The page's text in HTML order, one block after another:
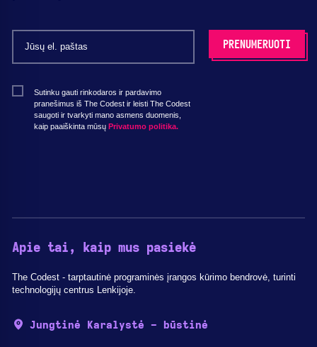
Sutinku gauti rinkodaros ir pardavimo
pranešimus iš The Codest ir leisti The Codest
saugoti ir tvarkyti mano asmens duomenis,
kaip paaiškinta mūsų Privatumo politika.
Apie tai, kaip mus pasiekė
The Codest - tarptautinė programinės įrangos kūrimo bendrovė, turinti
technologijų centrus Lenkijoje.
Jungtinė Karalystė - būstinė